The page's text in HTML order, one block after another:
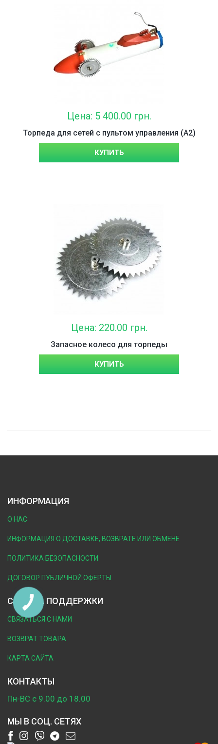
Цена: 5 400.00 грн.
Торпеда для сетей с пультом управления (А2)
КУПИТЬ
Цена: 220.00 грн.
Запасное колесо для торпеды
КУПИТЬ
ИНФОРМАЦИЯ
О НАС
ИНФОРМАЦИЯ О ДОСТАВКЕ, ВОЗВРАТЕ ИЛИ ОБМЕНЕ
ПОЛИТИКА БЕЗОПАСНОСТИ
ДОГОВОР ПУБЛИЧНОЙ ОФЕРТЫ
СЛУЖБА ПОДДЕРЖКИ
СВЯЗАТЬСЯ С НАМИ
ВОЗВРАТ ТОВАРА
КАРТА САЙТА
КОНТАКТЫ
Пн-ВС с 9.00 до 18.00
МЫ В СОЦ. СЕТЯХ